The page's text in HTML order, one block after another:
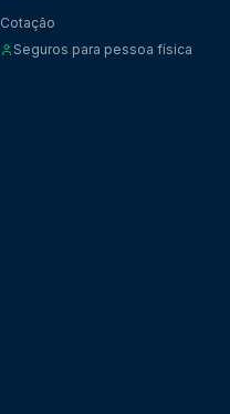
Cotação
Seguros para pessoa física